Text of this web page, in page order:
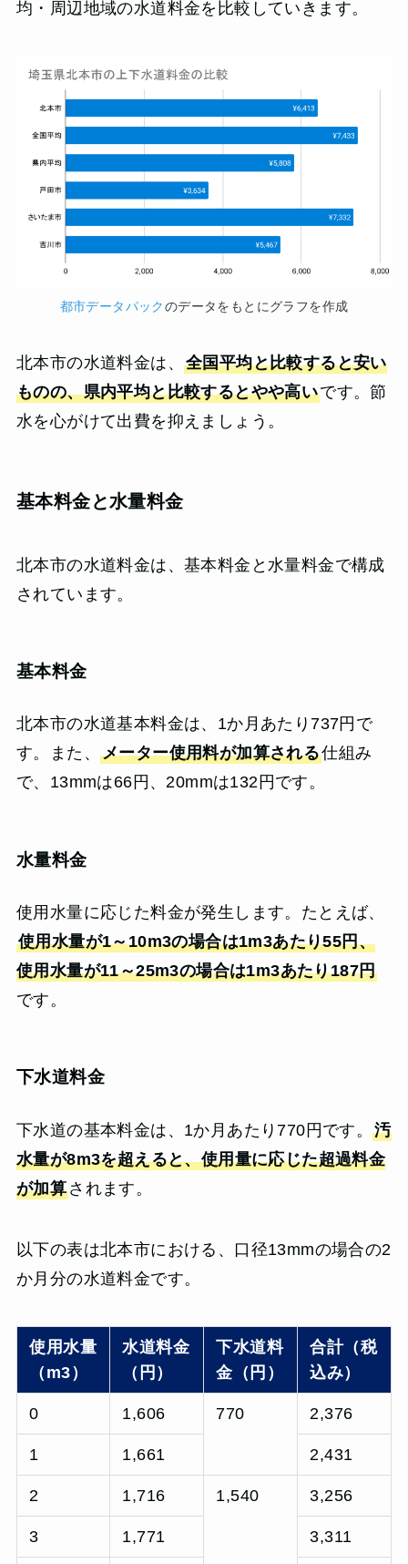
均・周辺地域の水道料金を比較していきます。
都市データパックのデータをもとにグラフを作成
北本市の水道料金は、 全国平均と比較すると安い
ものの、県内平均と比較するとやや高いです。節
水を心がけて出費を抑えましょう。
基本料金と水量料金
北本市の水道料金は、基本料金と水量料金で構成
されています。
基本料金
北本市の水道基本料金は、1か月あたり737円で
す。また、 メーター使用料が加算される仕組み
で、13mmは66円、20mmは132円です。
水量料金
使用水量に応じた料金が発生します。たとえば、
使用水量が1～10m3の場合は1m3あたり55円、
使用水量が11～25m3の場合は1m3あたり187円
です。
下水道料金
下水道の基本料金は、1か月あたり770円です。汚
水量が8m3を超えると、使用量に応じた超過料金
が加算されます。
以下の表は北本市における、口径13mmの場合の2
か月分の水道料金です。
使用水量
（m3）
水道料金
（円）
下水道料
金（円）
合計（税
込み）
0 1,606 770 2,376
1 1,661 2,431
2 1,716 1,540 3,256
3 1,771 3,311